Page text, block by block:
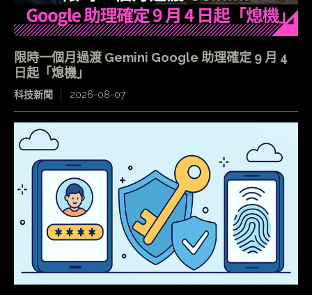
限時一個月過渡 Gemini Google 助理確定 9 月 4
日起「熄機」
科技新聞 2026-08-07